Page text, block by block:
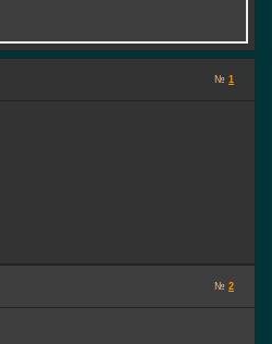
№ 1
№ 2